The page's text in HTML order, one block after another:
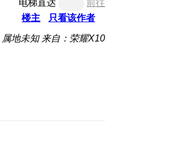
电梯直达
前往
楼主
只看该作者
属地未知 来自：荣耀X10